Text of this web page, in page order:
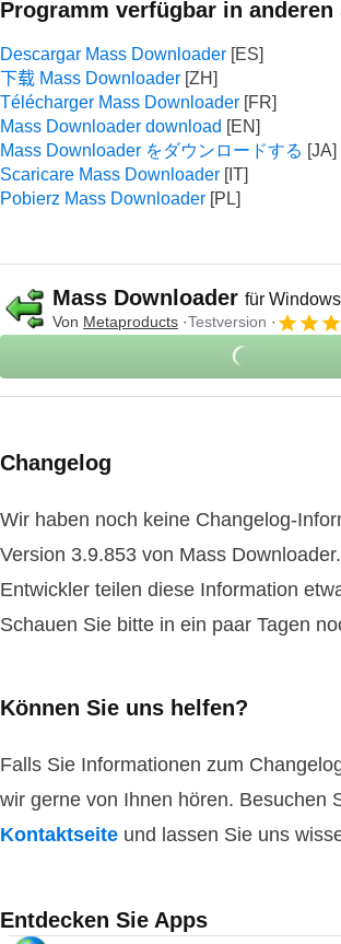
Programm verfügbar in anderen
Descargar Mass Downloader
下载 Mass Downloader
Télécharger Mass Downloader
Mass Downloader download
Mass Downloader をダウンロードする
Scaricare Mass Downloader
Pobierz Mass Downloader
Mass Downloader für Windows
Von Metaproducts Testversion
Changelog
Wir haben noch keine Changelog-
Version 3.9.853 von Mass
Entwickler teilen diese Information
Schauen Sie bitte in ein paar Tagen
Können Sie uns helfen?
Falls Sie Informationen zum
wir gerne von Ihnen hören. Besuchen
Kontaktseite und lassen Sie uns
Entdecken Sie Apps